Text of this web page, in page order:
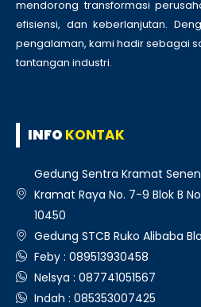
mendorong transformasi
efisiensi, dan keberlanjutan.
pengalaman, kami hadir sebagai
tantangan industri.
INFO KONTAK
Gedung Sentra Kramat
Kramat Raya No. 7-9 Blok B
10450
Gedung STCB Ruko Alibaba
Feby : 089513930458
Nelsya : 087741051567
Indah : 085353007425